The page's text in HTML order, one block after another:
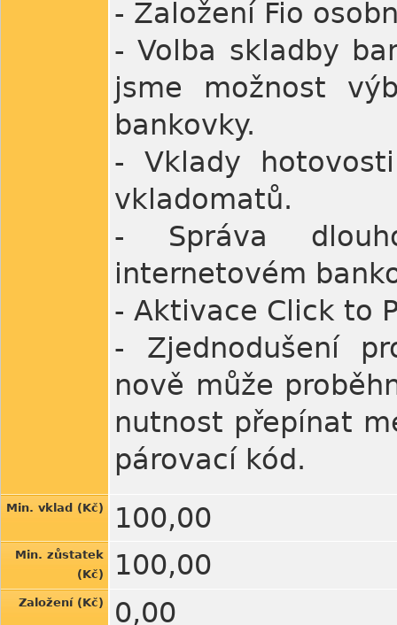
- Založení Fio
- Volba skladby
jsme možnost
bankovky.
- Vklady
vkladomatů.
- Správa
internetovém
- Aktivace Click to
- Zjednodušení
nově může
nutnost přepínat
párovací kód.
Min. vklad (Kč) 100,00
Min. zůstatek
(Kč)
100,00
Založení (Kč) 0,00